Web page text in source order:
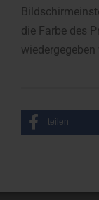
die Farbe des
wiedergegeben
teilen